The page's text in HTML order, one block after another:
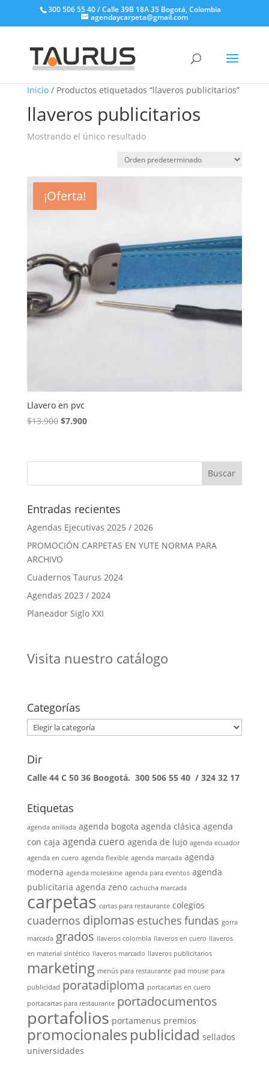
300 506 55 40 / Calle 39B 18A 35 Bogotá, Colombia
agendaycarpeta@gmail.com
Inicio/ Productos etiquetados “llaveros publicitarios”
llaveros publicitarios
Mostrando el único resultado
¡Oferta!
Llavero en pvc
$13.900 El
era:
$7.900El
es:
Entradas recientes
Agendas Ejecutivas 2025 / 2026
PROMOCIÓN CARPETAS EN YUTE NORMA PARA
ARCHIVO
Cuadernos Taurus 2024
Agendas 2023 / 2024
Planeador Siglo XXI
Visita nuestro catálogo
Categorías
Categorías
Dir
Calle 44 C 50 36 Boogotá. 300 506 55 40 / 324 32 17
Etiquetas
agenda anillada agenda bogota agenda clásica agenda
con caja agenda cuero agenda de lujo agenda ecuador
agenda en cuero agenda flexible agenda marcada agenda
moderna agenda moleskine agenda para eventos agenda
publicitaria agenda zeno cachucha marcada
carpetas cartas para restaurante colegios
cuadernos diplomas estuches fundas gorra
marcada grados llaveros colombia llaveros en cuero llaveros
en material sintético llaveros marcado llaveros publicitarios
marketing menús para restaurante pad mouse para
publicidad poratadiploma portacartas en cuero
portacartas para restaurante portadocumentos
portafolios portamenus premios
promocionalespublicidad sellados
universidades